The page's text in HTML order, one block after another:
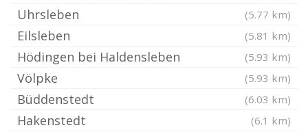
Uhrsleben (5.77 km)
Eilsleben (5.81 km)
Hödingen bei Haldensleben (5.93 km)
Völpke (5.93 km)
Büddenstedt (6.03 km)
Hakenstedt (6.1 km)